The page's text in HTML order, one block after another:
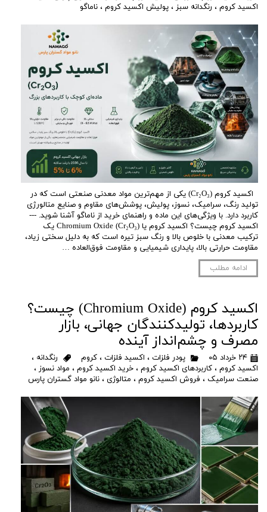
اکسید کروم ، رنگدانه سبز ، پولیش اکسید کروم ، ناماگو
اکسید کروم (Cr₂O₃) یکی از مهم‌ترین مواد معدنی صنعتی است که در
تولید رنگ، سرامیک، نسوز، پولیش، پوشش‌های مقاوم و صنایع متالورژی
کاربرد دارد. با ویژگی‌های این ماده و راهنمای خرید از ناماگو آشنا شوید. ---
اکسید کروم چیست؟ اکسید کروم یا Chromium Oxide (Cr₂O₃) یک
ترکیب معدنی با خلوص بالا و رنگ سبز تیره است که به دلیل سختی زیاد،
مقاومت حرارتی بالا، پایداری شیمیایی و مقاومت فوق‌العاده …
ادامه مطلب
اکسید کروم (Chromium Oxide) چیست؟
کاربردها، تولیدکنندگان جهانی، بازار
مصرف و چشم‌انداز آینده
۲۴ خرداد ۰۵ پودر فلزات ، اکسید فلزات ، کروم رنگدانه ،
اکسید کروم ، کاربردهای اکسید کروم ، خرید اکسید کروم ، مواد نسوز ،
صنعت سرامیک ، فروش اکسید کروم ، متالوژی ، نانو مواد گستران پارس